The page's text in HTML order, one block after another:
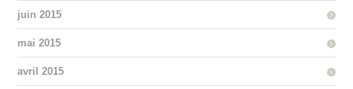
juin 2015
mai 2015
avril 2015